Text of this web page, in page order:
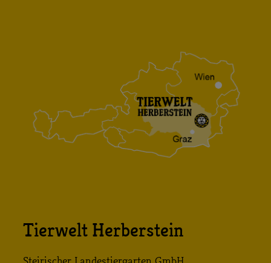
Tierwelt Herberstein